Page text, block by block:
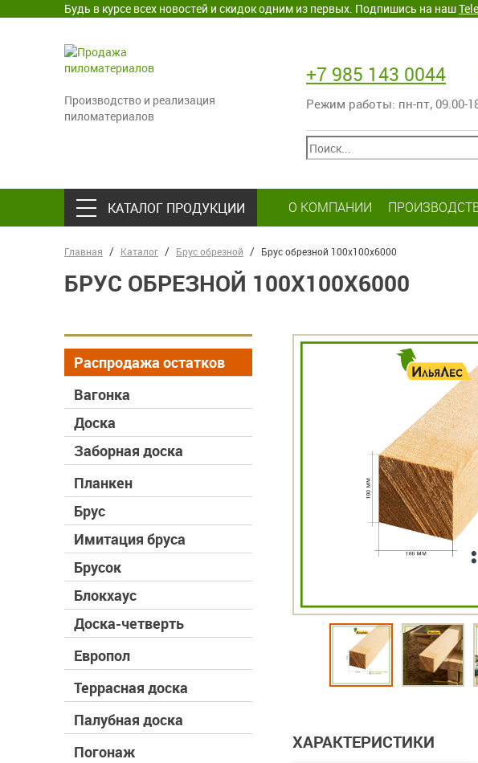
Будь в курсе всех новостей и скидок одним из первых. Подпишись на наш
Производство и реализация
пиломатериалов
+7 985 143 0044
Режим работы: пн-пт‚ 09.00-
КАТАЛОГ ПРОДУКЦИИ О КОМПАНИИ
Главная Каталог Брус обрезной Брус обрезной 100х100х6000
БРУС ОБРЕЗНОЙ 100Х100Х6000
Распродажа остатков
Вагонка
Доска
Заборная доска
Планкен
Брус
Имитация бруса
Брусок
Блокхаус
Доска-четверть
Европол
Террасная доска
Палубная доска
Погонаж
ХАРАКТЕРИСТИКИ